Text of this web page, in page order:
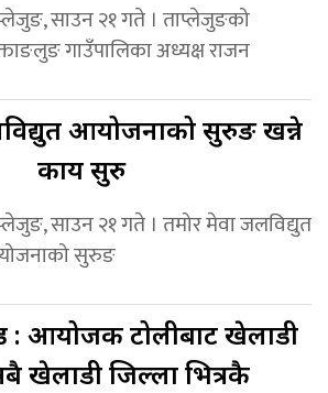
साउन २१ गते । ताप्लेजुङको
गाउँपालिका अध्यक्ष राजन
आयोजनाको सुरुङ खन्ने
कार्य सुरु
साउन २१ गते । तमोर मेवा जलविद्युत
सुरुङ
: आयोजक टोलीबाट खेलाडी
खेलाडी जिल्ला भित्रकै